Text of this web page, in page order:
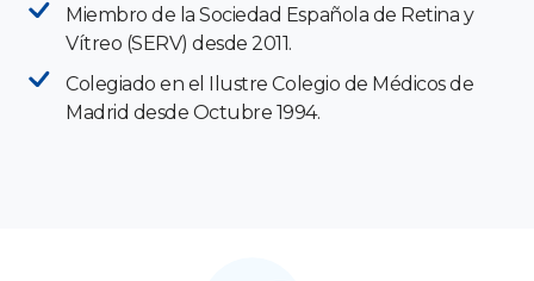
Miembro de la Sociedad Española de Retina y
Vítreo (SERV) desde 2011.
Colegiado en el Ilustre Colegio de Médicos de
Madrid desde Octubre 1994.